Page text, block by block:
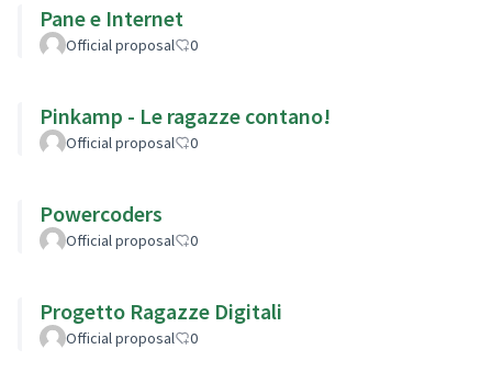
Pane e Internet
Official proposal 0
Pinkamp - Le ragazze contano!
Official proposal 0
Powercoders
Official proposal 0
Progetto Ragazze Digitali
Official proposal 0